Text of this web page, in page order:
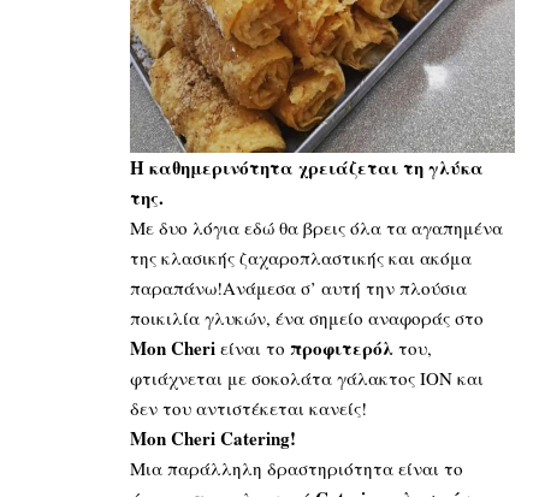
Η καθημερινότητα χρειάζεται τη γλύκα
της.
Με δυο λόγια εδώ θα βρεις όλα τα αγαπημένα
της κλασικής ζαχαροπλαστικής και ακόμα
παραπάνω!Ανάμεσα σ’ αυτή την πλούσια
ποικιλία γλυκών, ένα σημείο αναφοράς στο
Mon Cheri είναι το προφιτερόλ του,
φτιάχνεται με σοκολάτα γάλακτος ΙΟΝ και
δεν του αντιστέκεται κανείς!
Mon Cheri Catering!
Μια παράλληλη δραστηριότητα είναι το